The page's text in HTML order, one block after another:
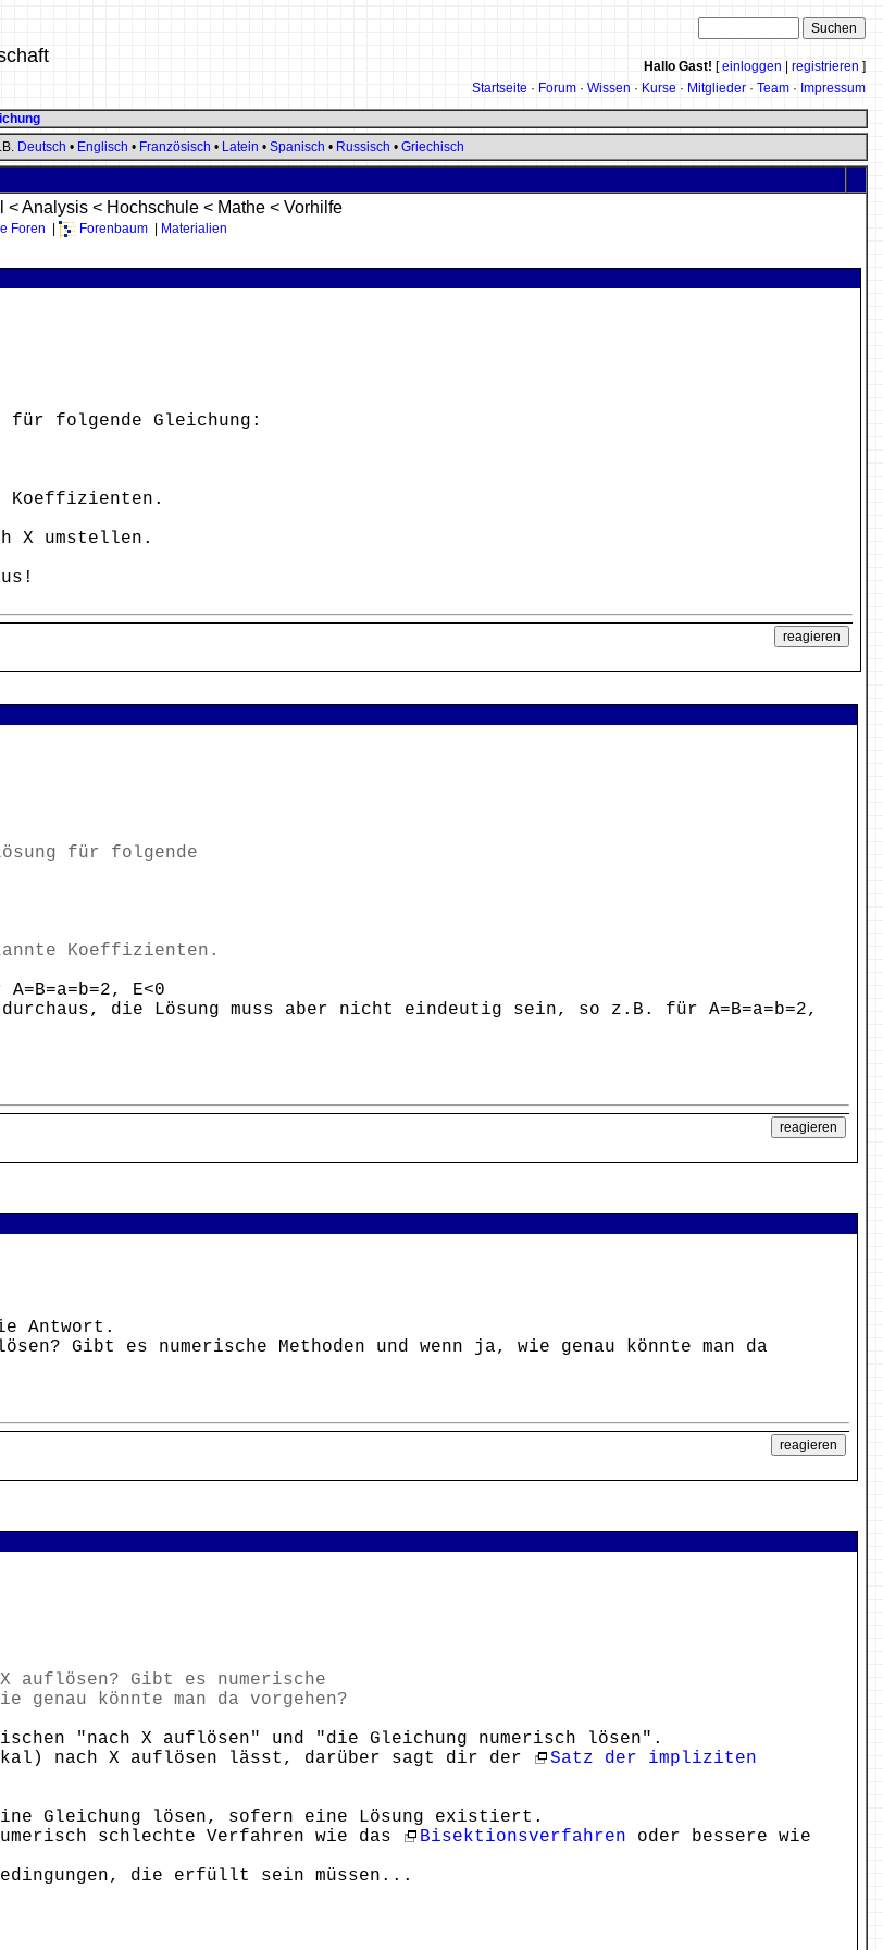
Hallo Gast! [einloggen registrieren ]
Startseite · Forum · Wissen · Kurse · Mitglieder · Team · Impressum
Deutsch • Englisch • Französisch • Latein • Spanisch • Russisch • Griechisch
<Analysis < Hochschule < Mathe < Vorhilfe
Foren Forenbaum Materialien
folgende Gleichung:
Koeffizienten.
X umstellen.
für folgende
Koeffizienten.
E<0
die Lösung muss aber nicht eindeutig sein, so z.B. für A=B=a=b=2,
Antwort.
Gibt es numerische Methoden und wenn ja, wie genau könnte man da
auflösen? Gibt es numerische
genau könnte man da vorgehen?
"nach X auflösen" und "die Gleichung numerisch lösen".
nach X auflösen lässt, darüber sagt dir der
Satz der impliziten
Gleichung lösen, sofern eine Lösung existiert.
schlechte Verfahren wie das
Bisektionsverfahren oder bessere wie
die erfüllt sein müssen...